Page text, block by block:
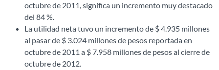
octubre de 2011, significa un incremento muy destacado
del 84 %.
La utilidad neta tuvo un incremento de $ 4.935 millones
al pasar de $ 3.024 millones de pesos reportada en
octubre de 2011 a $ 7.958 millones de pesos al cierre de
octubre de 2012.